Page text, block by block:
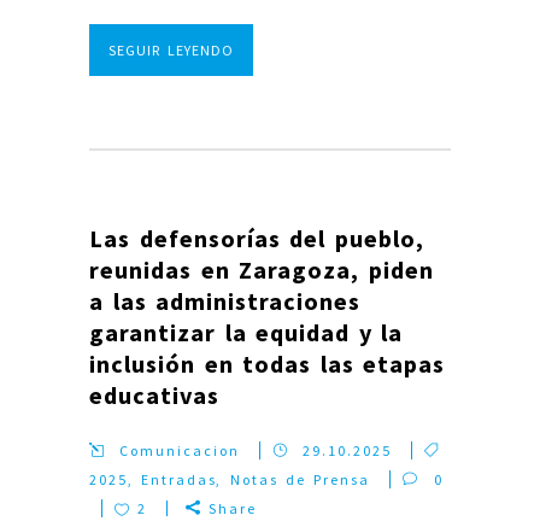
SEGUIR LEYENDO
Las defensorías del pueblo,
reunidas en Zaragoza, piden
a las administraciones
garantizar la equidad y la
inclusión en todas las etapas
educativas
Comunicacion
29.10.2025
2025,Entradas, Notas de Prensa
0
2
Share